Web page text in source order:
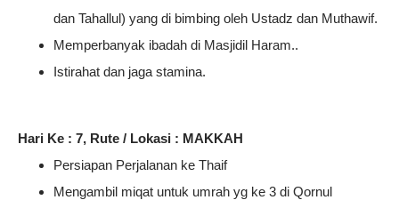
dan Tahallul) yang di bimbing oleh Ustadz dan Muthawif.
Memperbanyak ibadah di Masjidil Haram..
Istirahat dan jaga stamina.
Hari Ke : 7, Rute / Lokasi : MAKKAH
Persiapan Perjalanan ke Thaif
Mengambil miqat untuk umrah yg ke 3 di Qornul